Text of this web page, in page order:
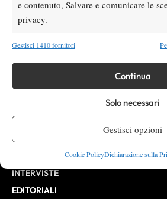
e contenuto, Salvare e comunicare le
privacy.
Gestisci 1410 fornitori
Continua
Solo necessari
Gestisci opzioni
Cookie PolicyDichiarazione sulla
Direttore Responsabile: Alessandro
HOME
ATP
ATP FINALS
INTERVISTE
EDITORIALI